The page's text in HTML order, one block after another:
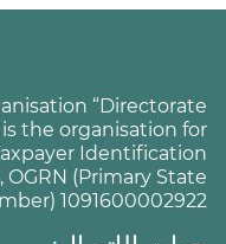
“Directorate
is the organisation for
Identification
OGRN (Primary State
1091600002922